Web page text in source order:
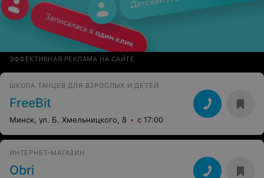
ЭФФЕКТИВНАЯ РЕКЛАМА НА САЙТЕ
ШКОЛА ТАНЦЕВ ДЛЯ ВЗРОСЛЫХ И ДЕТЕЙ
FreeBit
Минск, ул. Б. Хмельницкого, 8 с 17:00
ИНТЕРНЕТ-МАГАЗИН
Obri